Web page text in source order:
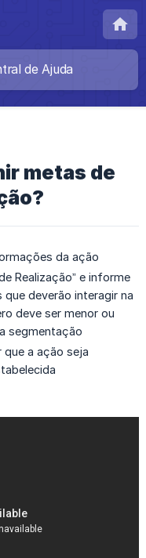
metas de
da ação
Realização” e informe
deverão interagir na
deve ser menor ou
segmentação
a ação seja